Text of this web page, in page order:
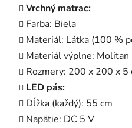
Vrchný matrac:
Farba: Biela
Materiál: Látka (100 %
Materiál výplne: Molitan
Rozmery: 200 x 200 x 5
LED pás:
Dĺžka (každý): 55 cm
Napätie: DC 5 V